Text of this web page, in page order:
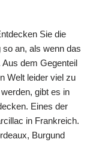
Sie die
an, als wenn das
dem Gegenteil
Welt leider viel zu
gibt es in
Eines der
in Frankreich.
Burgund